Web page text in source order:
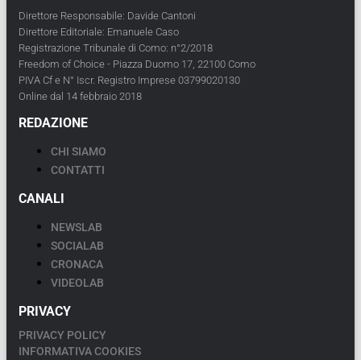
Direttore Responsabile: Davide Cantoni
Direttore Editoriale: Emanuele Caso
Registrazione Tribunale di Como: n°2/2018
Freedom of Choice - Piazza Duomo 17, 22100 Como
PIVA Cf e N° Iscr. Registro Imprese 03799020130
Online dal 14 febbraio 2018
REDAZIONE
CHI SIAMO
CONTATTI
CANALI
NEWSLAB
SOCIALAB
CRONACA
VIDEOLAB
PRIVACY
PRIVACY POLICY
INFORMATIVA COOKIES